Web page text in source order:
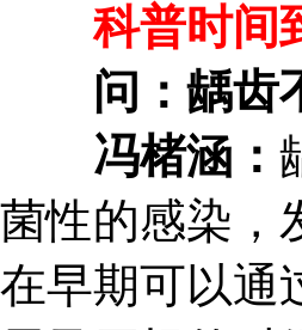
科普时间
问：龋齿不
冯楮涵：
菌性的感染，
在早期可以通